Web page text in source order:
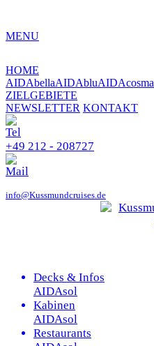
MENU
HOME
AIDAbellaAIDAbluAIDAcosma
ZIELGEBIETE
NEWSLETTER KONTAKT
+49 212 - 208727
info@Kussmundcruises.de
Decks & Infos
AIDAsol
Kabinen
AIDAsol
Restaurants